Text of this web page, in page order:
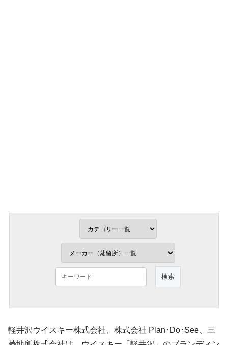
軽井沢ウイスキー株式会社、株式会社 Plan･Do･See、三